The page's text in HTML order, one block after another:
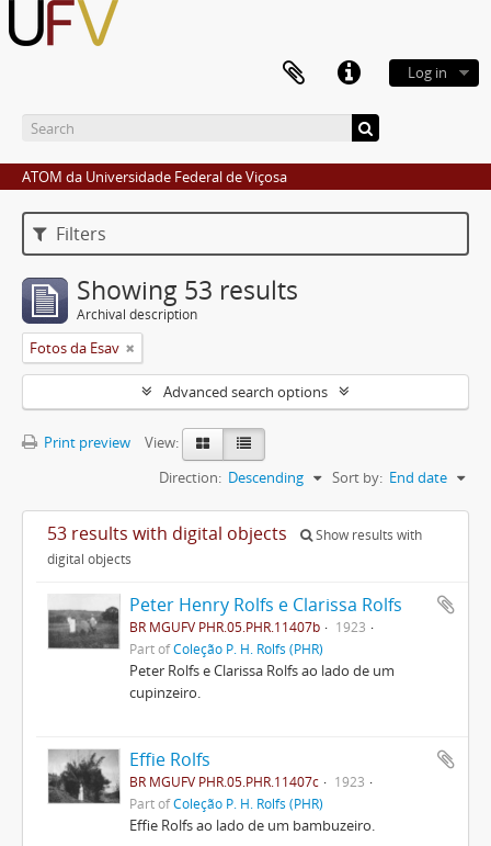
Log in
ATOM da Universidade Federal de Viçosa
Filters
Showing 53 results
Archival description
Fotos da Esav
Advanced search options
Print preview
View:
Sort by: End date
Direction: Descending
53 results with digital objects
Show results with
digital objects
Peter Henry Rolfs e Clarissa Rolfs
BR MGUFV PHR.05.PHR.11407b
1923
Part ofColeção P. H. Rolfs (PHR)
Peter Rolfs e Clarissa Rolfs ao lado de um
cupinzeiro.
Effie Rolfs
BR MGUFV PHR.05.PHR.11407c
1923
Part ofColeção P. H. Rolfs (PHR)
Effie Rolfs ao lado de um bambuzeiro.